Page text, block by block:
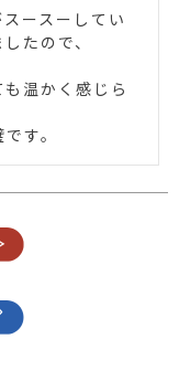
ースーしてい
たので、
温かく感じら
す。